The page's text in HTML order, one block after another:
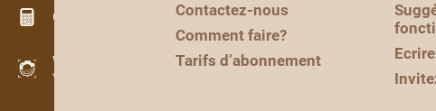
Calculateurs pour le bois
WoodProfi
Volume de bois avec IA
Contactez-nous
Comment faire?
Tarifs d’abonnement